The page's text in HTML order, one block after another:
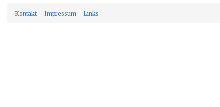
Kontakt Impressum Links